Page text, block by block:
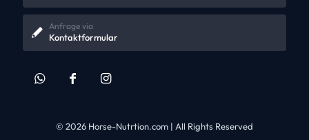
Kontaktformular
Anfrage via
© 2026 Horse-Nutrtion.com | All Rights Reserved